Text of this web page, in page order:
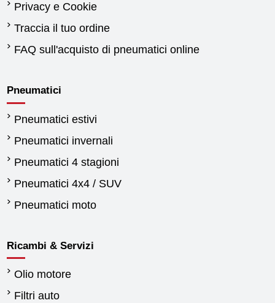
Privacy e Cookie
Traccia il tuo ordine
FAQ sull'acquisto di pneumatici online
Pneumatici
Pneumatici estivi
Pneumatici invernali
Pneumatici 4 stagioni
Pneumatici 4x4 / SUV
Pneumatici moto
Ricambi & Servizi
Olio motore
Filtri auto